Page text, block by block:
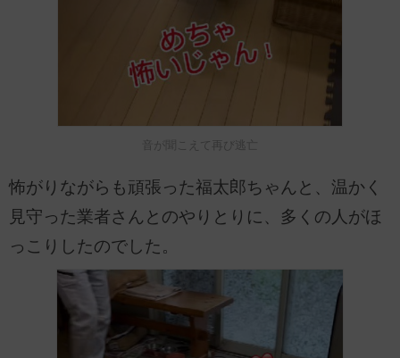
音が聞こえて再び逃亡
怖がりながらも頑張った福太郎ちゃんと、温かく
見守った業者さんとのやりとりに、多くの人がほ
っこりしたのでした。